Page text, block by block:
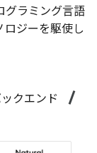
グラミング言語
ジーを駆使し
クエンド